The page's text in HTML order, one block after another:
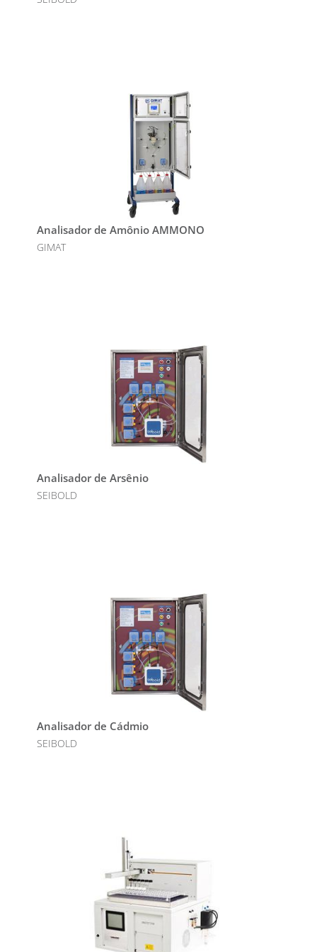
Analisador de Amônio AMMONO
GIMAT
Analisador de Arsênio
SEIBOLD
Analisador de Cádmio
SEIBOLD